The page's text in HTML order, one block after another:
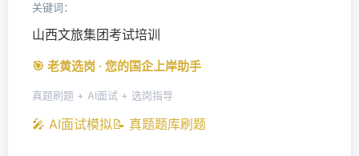
关键词：
山西文旅集团考试培训
🎯 老黄选岗 · 您的国企上岸助手
真题刷题 + AI面试 + 选岗指导
🎤 AI面试模拟📝 真题题库刷题